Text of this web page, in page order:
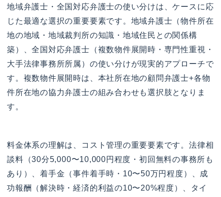
地域弁護士・全国対応弁護士の使い分けは、ケースに応
じた最適な選択の重要要素です。地域弁護士（物件所在
地の地域・地域裁判所の知識・地域住民との関係構
築）、全国対応弁護士（複数物件展開時・専門性重視・
大手法律事務所所属）の使い分けが現実的アプローチで
す。複数物件展開時は、本社所在地の顧問弁護士+各物
件所在地の協力弁護士の組み合わせも選択肢となりま
す。
料金体系の理解は、コスト管理の重要要素です。法律相
談料（30分5,000〜10,000円程度・初回無料の事務所も
あり）、着手金（事件着手時・10〜50万円程度）、成
功報酬（解決時・経済的利益の10〜20%程度）、タイ